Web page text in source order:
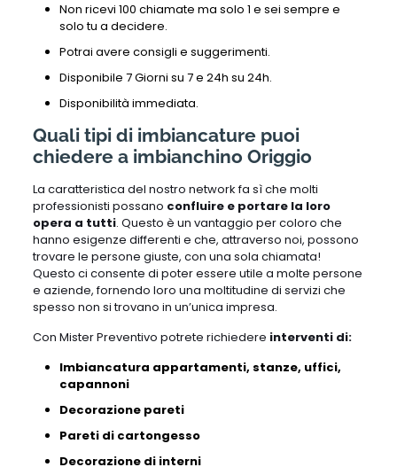
Non ricevi 100 chiamate ma solo 1 e sei sempre e
solo tu a decidere.
Potrai avere consigli e suggerimenti.
Disponibile 7 Giorni su 7 e 24h su 24h.
Disponibilità immediata.
Quali tipi di imbiancature puoi
chiedere a imbianchino Origgio
La caratteristica del nostro network fa sì che molti
professionisti possano confluire e portare la loro
opera a tutti. Questo è un vantaggio per coloro che
hanno esigenze differenti e che, attraverso noi, possono
trovare le persone giuste, con una sola chiamata!
Questo ci consente di poter essere utile a molte persone
e aziende, fornendo loro una moltitudine di servizi che
spesso non si trovano in un’unica impresa.
Con Mister Preventivo potrete richiedere interventi di:
Imbiancatura appartamenti, stanze, uffici,
capannoni
Decorazione pareti
Pareti di cartongesso
Decorazione di interni